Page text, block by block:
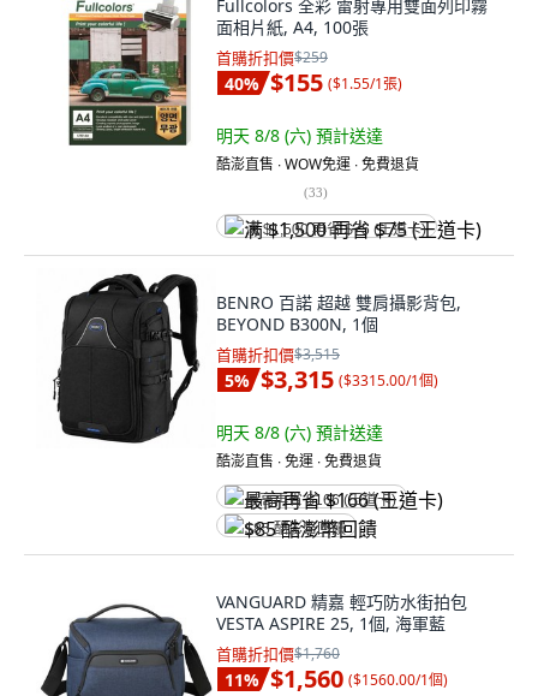
Fullcolors 全彩 雷射專用雙面列印霧
面相片紙, A4, 100張
首購折扣價$259
40% $155 ($1.55/1張)
明天 8/8 (六) 預計送達
酷澎直售 ∙ WOW免運 ∙ 免費退貨
(33)
满 $1,500 再省 $75 (王道卡)
BENRO 百諾 超越 雙肩攝影背包,
BEYOND B300N, 1個
首購折扣價$3,515
5% $3,315 ($3315.00/1個)
明天 8/8 (六) 預計送達
酷澎直售 ∙ 免運 ∙ 免費退貨
最高再省 $166 (王道卡)
$85 酷澎幣回饋
VANGUARD 精嘉 輕巧防水街拍包
VESTA ASPIRE 25, 1個, 海軍藍
首購折扣價$1,760
11% $1,560 ($1560.00/1個)